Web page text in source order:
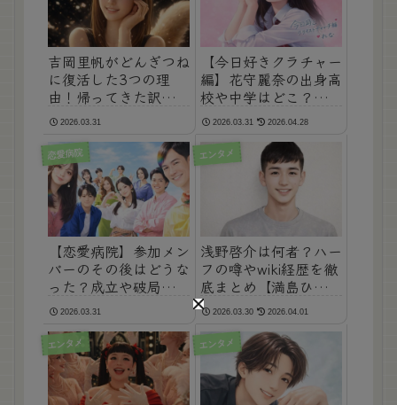
吉岡里帆がどんぎつね
に復活した3つの理
由！帰ってきた訳や降
板の真相も徹底まと
め！
2026.03.31
【今日好きクラチャー
編】花守麗奈の出身高
校や中学はどこ？顔が
可愛すぎると話題！
2026.03.31 2026.04.28
恋愛病院
【恋愛病院】参加メン
バーのその後はどうな
った？成立や破局カッ
プルも大胆予想！
2026.03.31
エンタメ
浅野啓介は何者？ハー
フの噂やwiki経歴を徹
底まとめ【満島ひかり
旦那】
2026.03.30 2026.04.01
エンタメ エンタメ